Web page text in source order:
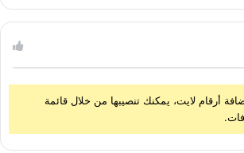
أرقام لايت، يمكنك تنصيبها من خلال قائمة